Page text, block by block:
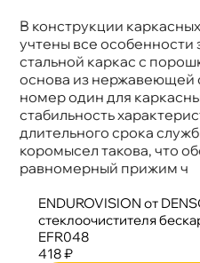
конструкции
учтены все особенности
стальной каркас с
основа из нержавеющей
номер один для
стабильность
длительного срока
коромысел такова, что
равномерный прижим ч
ENDUROVISION от
стеклоочистителя
EFR048
418 ₽